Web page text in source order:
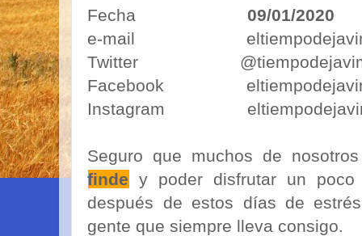
Fecha09/01/2020
e-mail
Twitter
Facebook
Instagram
Seguro que muchos de
finde y poder disfrutar un
después de estos días de
gente que siempre lleva consigo.